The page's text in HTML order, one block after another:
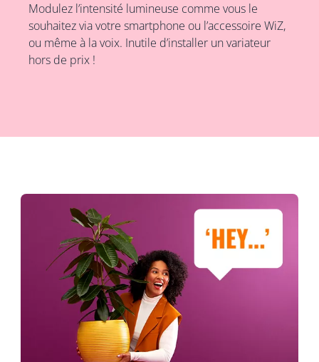
Modulez l’intensité lumineuse comme vous le
souhaitez via votre smartphone ou l’accessoire WiZ,
ou même à la voix. Inutile d’installer un variateur
hors de prix !